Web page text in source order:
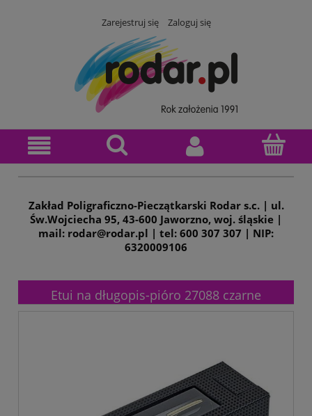
Zarejestruj się Zaloguj się
Zakład Poligraficzno-Pieczątkarski Rodar s.c. | ul.
Św.Wojciecha 95, 43-600 Jaworzno, woj. śląskie |
mail: rodar@rodar.pl | tel: 600 307 307 | NIP:
6320009106
Etui na długopis-pióro 27088 czarne